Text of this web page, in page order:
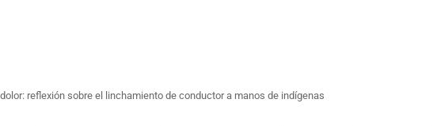
reflexión sobre el linchamiento de conductor a manos de indígenas